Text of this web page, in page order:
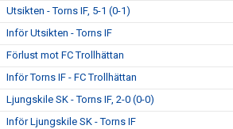
Utsikten - Torns IF, 5-1 (0-1)
Inför Utsikten - Torns IF
Förlust mot FC Trollhättan
Inför Torns IF - FC Trollhättan
Ljungskile SK - Torns IF, 2-0 (0-0)
Inför Ljungskile SK - Torns IF